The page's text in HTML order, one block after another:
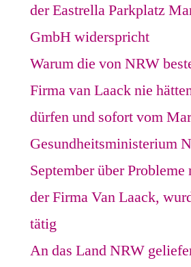
der Eastrella Parkplatz
GmbH widerspricht
Warum die von NRW
Firma van Laack nie
dürfen und sofort vom
Gesundheitsministerium
September über
der Firma Van Laack,
tätig
An das Land NRW